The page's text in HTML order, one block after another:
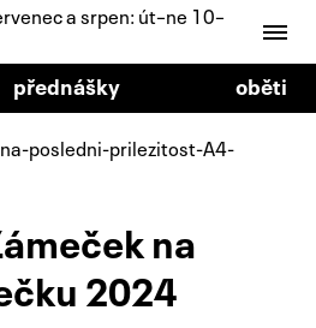
a srpen: út–ne 10–
přednášky oběti
na
2024